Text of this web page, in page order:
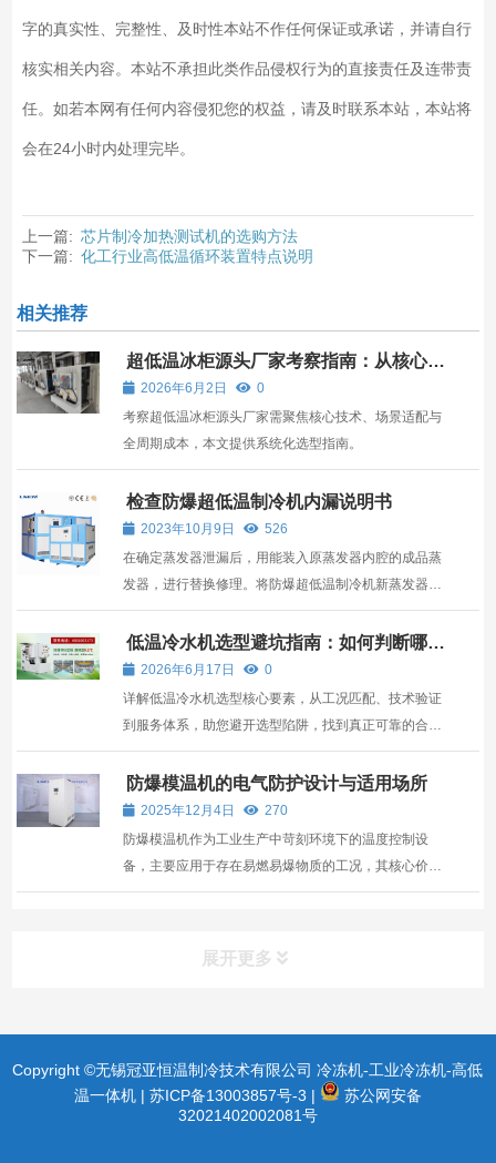
字的真实性、完整性、及时性本站不作任何保证或承诺，并请自行
核实相关内容。本站不承担此类作品侵权行为的直接责任及连带责
任。如若本网有任何内容侵犯您的权益，请及时联系本站，本站将
会在24小时内处理完毕。
上一篇: 芯片制冷加热测试机的选购方法
下一篇: 化工行业高低温循环装置特点说明
相关推荐
超低温冰柜源头厂家考察指南：从核心配
置到场景适配
2026年6月2日
0
考察超低温冰柜源头厂家需聚焦核心技术、场景适配与
全周期成本，本文提供系统化选型指南。
检查防爆超低温制冷机内漏说明书
2023年10月9日
526
在确定蒸发器泄漏后，用能装入原蒸发器内腔的成品蒸
发器，进行替换修理。将防爆超低温制冷机新蒸发器与
原制冷管道连接好，同时更换新的毛细管和干燥器。这
种方法的缺点是成本较高，遇到特殊形状或多门机器的
蒸发器时以及制冷管出现泄漏时显得无能为力。
低温冷水机选型避坑指南：如何判断哪家
真正靠谱？
2026年6月17日
0
详解低温冷水机选型核心要素，从工况匹配、技术验证
到服务体系，助您避开选型陷阱，找到真正可靠的合作
伙伴。
防爆模温机的电气防护设计与适用场所
2025年12月4日
270
防爆模温机作为工业生产中苛刻环境下的温度控制设
备，主要应用于存在易燃易爆物质的工况，其核心价值
在于通过针对性的电气防护设计，规避电气元件运行中
展开更多
Copyright ©无锡冠亚恒温制冷技术有限公司 冷冻机-工业冷冻机-高低
温一体机 | 苏ICP备13003857号-3 |
苏公网安备
32021402002081号